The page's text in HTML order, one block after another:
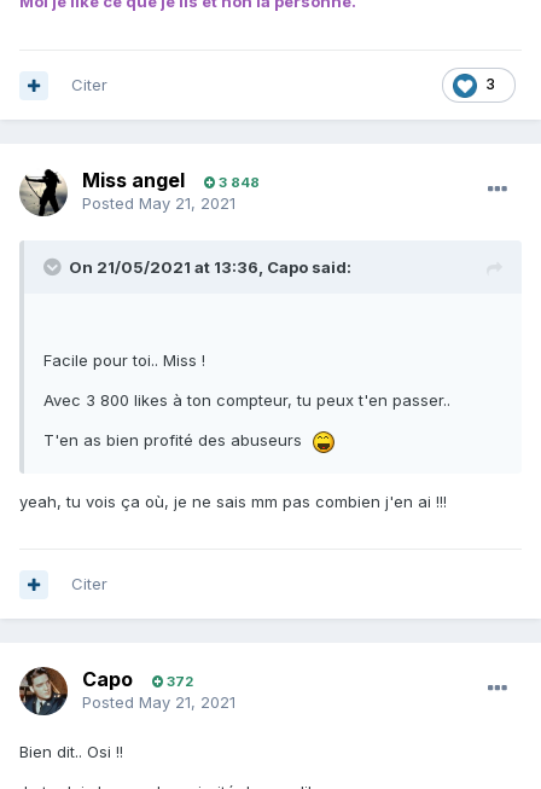
3
Citer
Miss angel 3 848
Posted May 21, 2021
On 21/05/2021 at 13:36, Capo said:
Facile pour toi.. Miss !
Avec 3 800 likes à ton compteur, tu peux t'en passer..
T'en as bien profité des abuseurs
yeah, tu vois ça où, je ne sais mm pas combien j'en ai !!!
Citer
Capo 372
Posted May 21, 2021
Bien dit.. Osi !!